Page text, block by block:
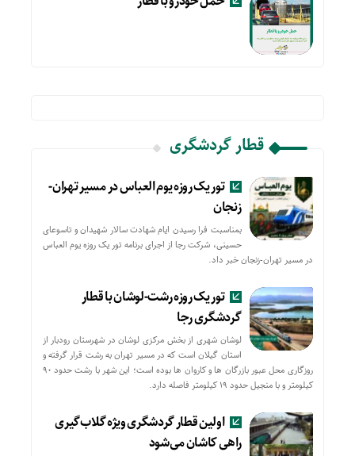
قطار گردشگری
تور یک روزه یوم العباس در مسیر تهران-
زنجان
بمناسبت فرا رسیدن ایام شهادت سالار شهیدان و تاسوعای
حسینی، شرکت رجا از اجرای برنامه تور یک روزه یوم العباس
در مسیر تهران-زنجان خبر داد.
تور یک روزه رشت-لوشان با قطار
گردشگری رجا
لوشان شهری از بخش مرکزی لوشان در شهرستان رودبار از
استان گیلان است که در مسیر تهران به رشت قرار گرفته و
روزگاری محل عبور بازرگان ها و کاروان ها بوده است؛ این شهر با رشت حدود ۹۰
کیلومتر و با منجیل حدود ۱۹ کیلومتر فاصله دارد.
اولین قطار گردشگری ویژه گلاب‌گیری
راهی کاشان می‌شود